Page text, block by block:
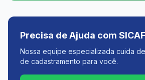
Precisa de Ajuda com
Nossa equipe especializada cuida
de cadastramento para você.